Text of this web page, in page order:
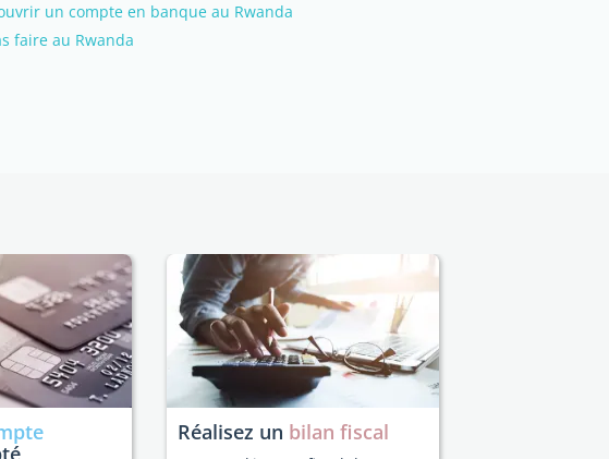
un compte en banque au Rwanda
faire au Rwanda
Réalisez un bilan fiscal